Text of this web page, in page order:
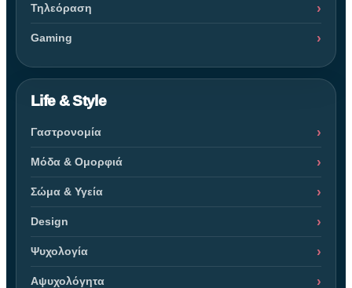
Τηλεόραση
Gaming
Life & Style
Γαστρονομία
Μόδα & Ομορφιά
Σώμα & Υγεία
Design
Ψυχολογία
Αψυχολόγητα